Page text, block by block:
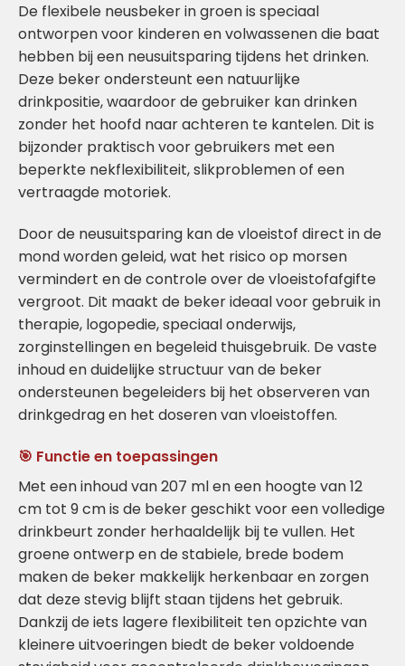
De flexibele neusbeker in groen is speciaal
ontworpen voor kinderen en volwassenen die baat
hebben bij een neusuitsparing tijdens het drinken.
Deze beker ondersteunt een natuurlijke
drinkpositie, waardoor de gebruiker kan drinken
zonder het hoofd naar achteren te kantelen. Dit is
bijzonder praktisch voor gebruikers met een
beperkte nekflexibiliteit, slikproblemen of een
vertraagde motoriek.
Door de neusuitsparing kan de vloeistof direct in de
mond worden geleid, wat het risico op morsen
vermindert en de controle over de vloeistofafgifte
vergroot. Dit maakt de beker ideaal voor gebruik in
therapie, logopedie, speciaal onderwijs,
zorginstellingen en begeleid thuisgebruik. De vaste
inhoud en duidelijke structuur van de beker
ondersteunen begeleiders bij het observeren van
drinkgedrag en het doseren van vloeistoffen.
🎯 Functie en toepassingen
Met een inhoud van 207 ml en een hoogte van 12
cm tot 9 cm is de beker geschikt voor een volledige
drinkbeurt zonder herhaaldelijk bij te vullen. Het
groene ontwerp en de stabiele, brede bodem
maken de beker makkelijk herkenbaar en zorgen
dat deze stevig blijft staan tijdens het gebruik.
Dankzij de iets lagere flexibiliteit ten opzichte van
kleinere uitvoeringen biedt de beker voldoende